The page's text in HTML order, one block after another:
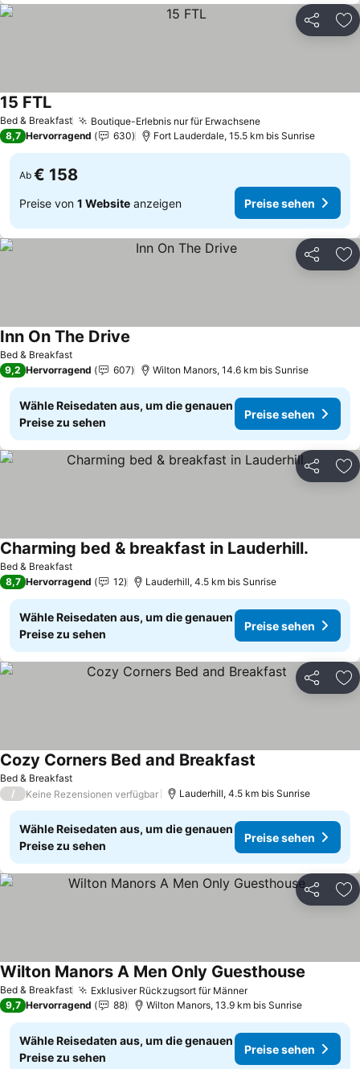
Teilen
Bed & Breakfast Boutique-Erlebnis nur für ErwachsenePreise sehen
15 FTLPreise sehen
8,7 Hervorragend 630 Fort Lauderdale, 15.5 km bis Sunrise
Ab € 158
Preise von 1 Website anzeigen Preise sehen
Teilen
Bed & Breakfast
Inn On The Drive
9,2 Hervorragend 607 Wilton Manors, 14.6 km bis Sunrise
Wähle Reisedaten aus, um die genauen
Preise zu sehen
Preise sehen
Teilen
Bed & Breakfast
Charming bed & breakfast in Lauderhill.
8,7 Hervorragend 12 Lauderhill, 4.5 km bis Sunrise
Wähle Reisedaten aus, um die genauen
Preise zu sehen
Preise sehen
Teilen
Bed & Breakfast
Cozy Corners Bed and Breakfast
/ Keine Rezensionen verfügbar Lauderhill, 4.5 km bis Sunrise
Wähle Reisedaten aus, um die genauen
Preise zu sehen
Preise sehen
Teilen
Bed & Breakfast Exklusiver Rückzugsort für MännerPreise sehen
Wilton Manors A Men Only Guesthouse
9,7 Hervorragend 88 Wilton Manors, 13.9 km bis Sunrise
Wähle Reisedaten aus, um die genauen
Preise zu sehen
Preise sehen